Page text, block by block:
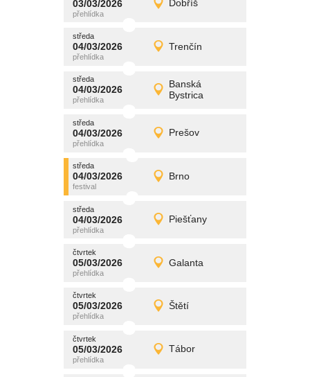
03/03/2026 Dobříš
úterý
03/03/2026 Detail
středa
04/03/2026 Trenčín
středa
04/03/2026 Detail
promítání
středa
04/03/2026
Banská
Bystrica
středa
04/03/2026 Detail
promítání
středa
04/03/2026 Prešov
středa
04/03/2026 Detail
promítání
středa
04/03/2026 Brno
středa
04/03/2026 Detail
promítání
středa
04/03/2026 Piešťany
středa
04/03/2026 Detail
promítání
čtvrtek
05/03/2026 Galanta
čtvrtek
05/03/2026 Detail
promítání
čtvrtek
05/03/2026 Štětí
čtvrtek
05/03/2026 Detail
promítání
čtvrtek
05/03/2026 Tábor
čtvrtek
05/03/2026 Detail
promítání